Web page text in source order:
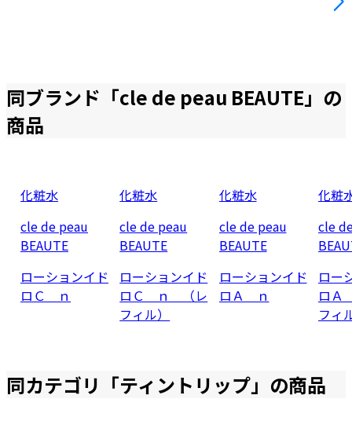
同ブランド「cle de peau BEAUTE」の
商品
化粧水
cle de peau
BEAUTE
ローションイド
ロＣ ｎ
化粧水
cle de peau
BEAUTE
ローションイド
ロＣ ｎ （レ
フィル）
化粧水
cle de peau
BEAUTE
ローションイド
ロＡ ｎ
化粧
cle
ロー
ロ
フィ
同カテゴリ「ティントリップ」の商品